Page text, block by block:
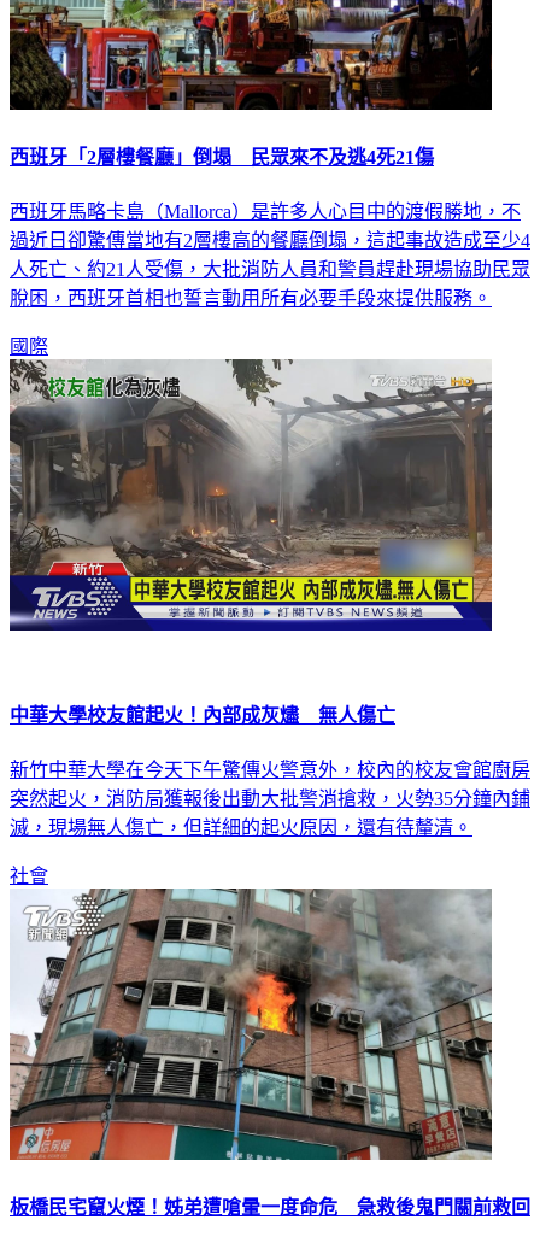
西班牙「2層樓餐廳」倒塌 民眾來不及逃4死21傷
西班牙馬略卡島（Mallorca）是許多人心目中的渡假勝地，不
過近日卻驚傳當地有2層樓高的餐廳倒塌，這起事故造成至少4
人死亡、約21人受傷，大批消防人員和警員趕赴現場協助民眾
脫困，西班牙首相也誓言動用所有必要手段來提供服務。
國際
中華大學校友館起火！內部成灰燼 無人傷亡
新竹中華大學在今天下午驚傳火警意外，校內的校友會館廚房
突然起火，消防局獲報後出動大批警消搶救，火勢35分鐘內鋪
滅，現場無人傷亡，但詳細的起火原因，還有待釐清。
社會
板橋民宅竄火煙！姊弟遭嗆暈一度命危 急救後鬼門關前救回